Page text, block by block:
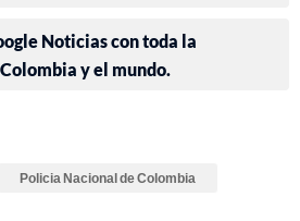
Noticias con toda la
y el mundo.
Policia Nacional de Colombia